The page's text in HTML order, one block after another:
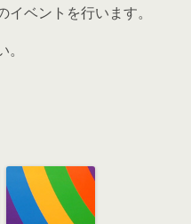
ベントを行います。